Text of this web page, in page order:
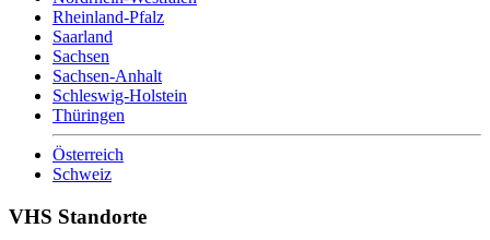
Rheinland-Pfalz
Saarland
Sachsen
Sachsen-Anhalt
Schleswig-Holstein
Thüringen
Österreich
Schweiz
VHS Standorte